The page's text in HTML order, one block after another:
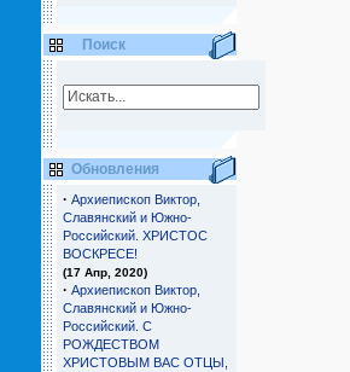
Поиск
Обновления
· Архиепископ Виктор,
Славянский и Южно-
Российский. ХРИСТОС
ВОСКРЕСЕ!
(17 Апр, 2020)
· Архиепископ Виктор,
Славянский и Южно-
Российский. С
РОЖДЕСТВОМ
ХРИСТОВЫМ ВАС ОТЦЫ,